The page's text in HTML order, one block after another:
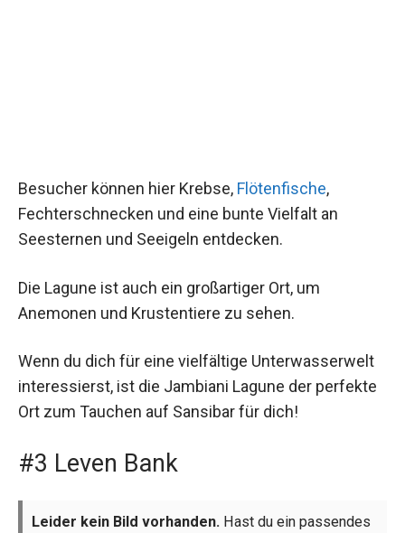
Besucher können hier Krebse, Flötenfische,
Fechterschnecken und eine bunte Vielfalt an
Seesternen und Seeigeln entdecken.
Die Lagune ist auch ein großartiger Ort, um
Anemonen und Krustentiere zu sehen.
Wenn du dich für eine vielfältige Unterwasserwelt
interessierst, ist die Jambiani Lagune der perfekte
Ort zum Tauchen auf Sansibar für dich!
#3 Leven Bank
Leider kein Bild vorhanden. Hast du ein passendes